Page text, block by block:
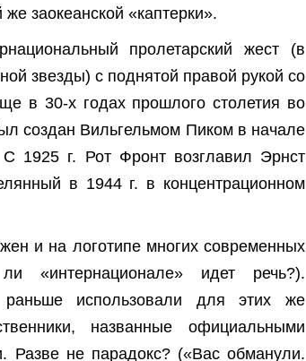
заокеанской «каптерки».
пролетарский жест (в
звезды) с поднятой правой рукой со
в 30-х годах прошлого столетия во
создан Вильгельмом Пиком в начале
1925 г. Рот Фронт возглавил Эрнст
в 1944 г. в концентрационном
и на логотипе многих современных
«интернационале» идет речь?).
использовали для этих же
названные официальными
Разве не парадокс? («Вас обманули.